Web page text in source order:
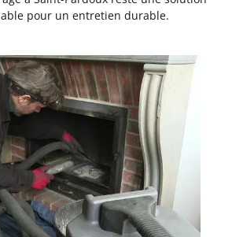
pour un entretien durable.